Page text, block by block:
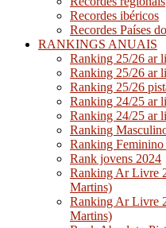
Recordes ibéricos
Recordes Países
RANKINGS ANUAIS
Ranking 25/26 ar
Ranking 25/26 ar
Ranking 25/26
Ranking 24/25 ar
Ranking 24/25 ar
Ranking
Ranking Feminino
Rank jovens 2024
Ranking Ar Livre
Martins)
Ranking Ar Livre
Martins)